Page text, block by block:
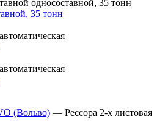
35 тонн
(Вольво) — Рессора 2-х листовая